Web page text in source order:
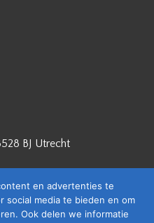
BJ Utrecht
BJ Utrecht
en advertenties te
social media te bieden en om
Ook delen we informatie